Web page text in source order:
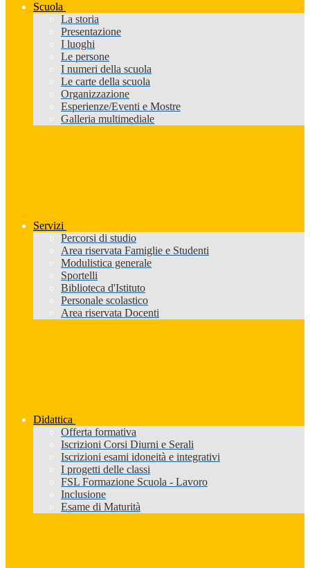
Scuola
La storia
Presentazione
I luoghi
Le persone
I numeri della scuola
Le carte della scuola
Organizzazione
Esperienze/Eventi e Mostre
Galleria multimediale
Servizi
Percorsi di studio
Area riservata Famiglie e Studenti
Modulistica generale
Sportelli
Biblioteca d'Istituto
Personale scolastico
Area riservata Docenti
Didattica
Offerta formativa
Iscrizioni Corsi Diurni e Serali
Iscrizioni esami idoneità e integrativi
I progetti delle classi
FSL Formazione Scuola - Lavoro
Inclusione
Esame di Maturità